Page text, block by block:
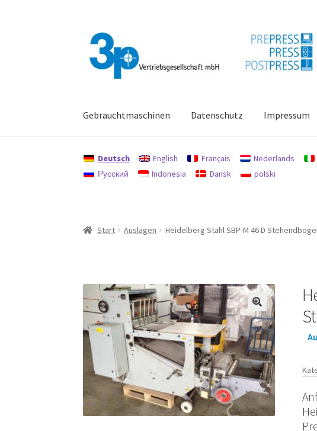
Navigation
springen
Zum
Inhalt
springen
Gebrauchtmaschinen Datenschutz Impressum
Deutsch English Français Nederlands
Русский
Indonesia Dansk polski
Start Auslagen Heidelberg Stahl SBP-M 46 D